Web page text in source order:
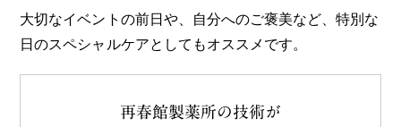
大切なイベントの前日や、自分へのご褒美など、特別な
日のスペシャルケアとしてもオススメです。
再春館製薬所の技術が